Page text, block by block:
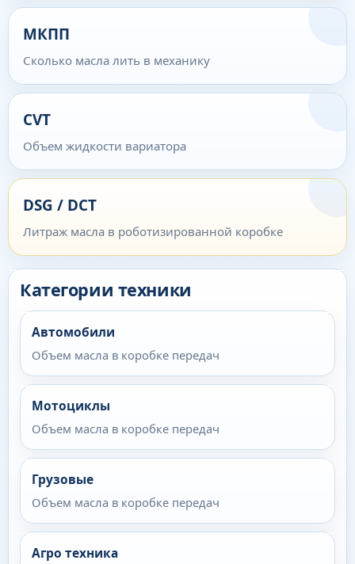
МКПП
Сколько масла лить в механику
CVT
Объем жидкости вариатора
DSG / DCT
Литраж масла в роботизированной коробке
Категории техники
Автомобили
Объем масла в коробке передач
Мотоциклы
Объем масла в коробке передач
Грузовые
Объем масла в коробке передач
Агро техника